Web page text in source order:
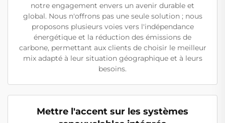
notre engagement envers un avenir durable et
global. Nous n'offrons pas une seule solution ; nous
proposons plusieurs voies vers l'indépendance
énergétique et la réduction des émissions de
carbone, permettant aux clients de choisir le meilleur
mix adapté à leur situation géographique et à leurs
besoins.
Mettre l'accent sur les systèmes